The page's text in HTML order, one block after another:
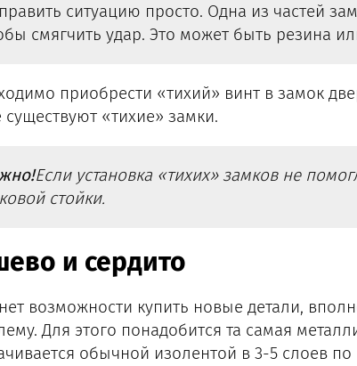
ситуацию просто. Одна из частей
смягчить удар. Это может быть резина
приобрести «тихий» винт в замок
существуют «тихие» замки.
Если установка «тихих» замков не
стойки.
и сердито
возможности купить новые детали,
Для этого понадобится та самая
обычной изолентой в 3-5 слоев по